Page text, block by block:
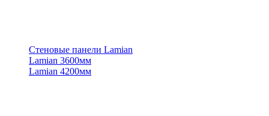
Стеновые панели Lamian
Lamian 3600мм
Lamian 4200мм